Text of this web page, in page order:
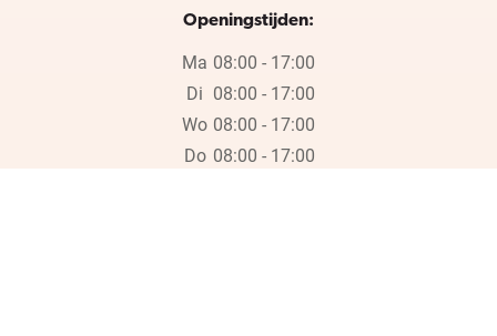
Openingstijden:
Ma 08:00 - 17:00
Di 08:00 - 17:00
Wo 08:00 - 17:00
Do 08:00 - 17:00